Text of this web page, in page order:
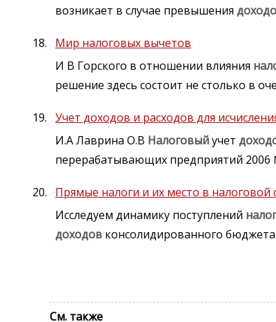
возникает в случае превышения
Мир налоговых вычетов
И В Горского в отношении влияния
решение здесь состоит не столько в
Учет доходов и расходов для
И.А Лаврина О.В Налоговыйучет
перерабатывающих предприятий 2006
Прямые налоги и их место в налоговой
Исследуем динамику поступлений
доходов консолидированного бюджета
См. также